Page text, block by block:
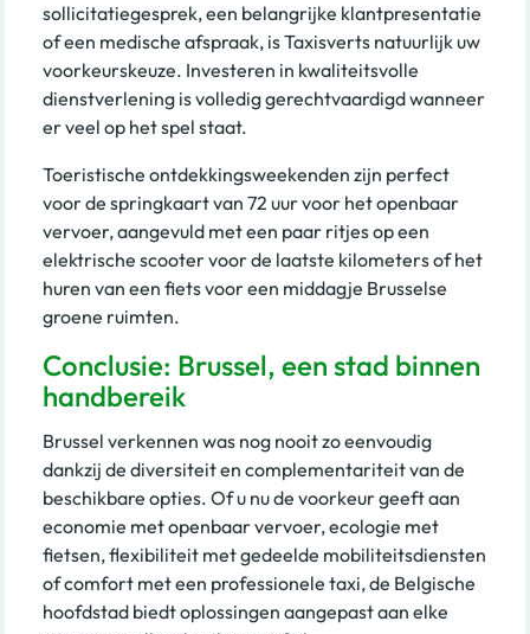
sollicitatiegesprek, een belangrijke klantpresentatie
of een medische afspraak, is Taxisverts natuurlijk uw
voorkeurskeuze. Investeren in kwaliteitsvolle
dienstverlening is volledig gerechtvaardigd wanneer
er veel op het spel staat.
Toeristische ontdekkingsweekenden zijn perfect
voor de springkaart van 72 uur voor het openbaar
vervoer, aangevuld met een paar ritjes op een
elektrische scooter voor de laatste kilometers of het
huren van een fiets voor een middagje Brusselse
groene ruimten.
Conclusie: Brussel, een stad binnen
handbereik
Brussel verkennen was nog nooit zo eenvoudig
dankzij de diversiteit en complementariteit van de
beschikbare opties. Of u nu de voorkeur geeft aan
economie met openbaar vervoer, ecologie met
fietsen, flexibiliteit met gedeelde mobiliteitsdiensten
of comfort met een professionele taxi, de Belgische
hoofdstad biedt oplossingen aangepast aan elke